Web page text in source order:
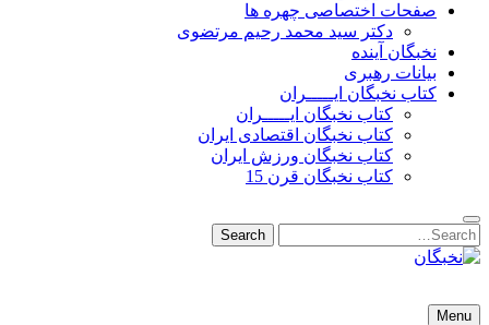
صفحات اختصاصی چهره ها
دکتر سید محمد رحیم مرتضوی
نخبگان آینده
بیانات رهبری
کتاب نخبگان ایـــــران
کتاب نخبگان ایـــــران
کتاب نخبگان اقتصادی ایران
کتاب نخبگان ورزش ایران
کتاب نخبگان قرن 15
Search
for:
Search
نخبگان تایمز/ کتاب نخبگان + پورتال رسمی کتاب نخبگان ایران –
Menu